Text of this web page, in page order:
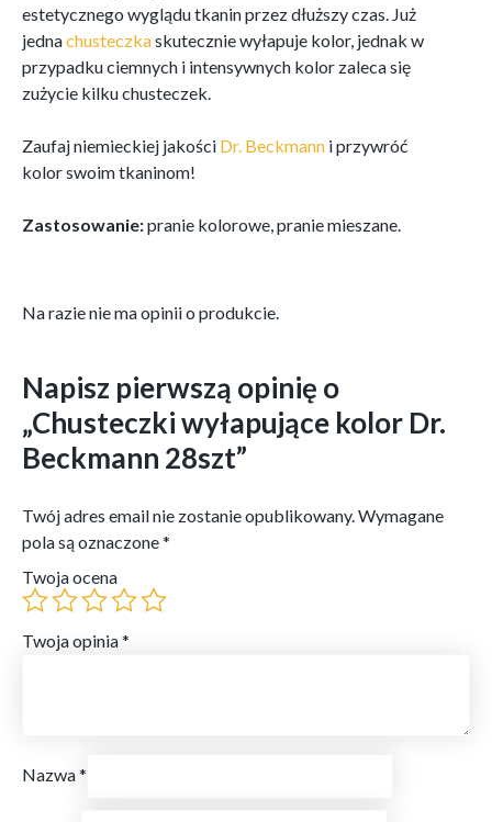
estetycznego wyglądu tkanin przez dłuższy czas. Już
jednachusteczkaskutecznie wyłapuje kolor, jednak w
przypadku ciemnych i intensywnych kolor zaleca się
zużycie kilku chusteczek.
Zaufaj niemieckiej jakości Dr. Beckmann i przywróć
kolor swoim tkaninom!
Zastosowanie:pranie kolorowe, pranie mieszane.
Na razie nie ma opinii o produkcie.
Napisz pierwszą opinię o
„Chusteczki wyłapujące kolor Dr.
Beckmann 28szt”
Twój adres email nie zostanie opublikowany. Wymagane
pola są oznaczone*
Twoja ocena
Twoja opinia*
Nazwa*